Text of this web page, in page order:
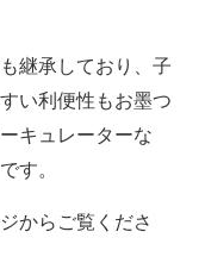
継承しており、子
い利便性もお墨つ
キュレーターな
す。
からご覧くださ